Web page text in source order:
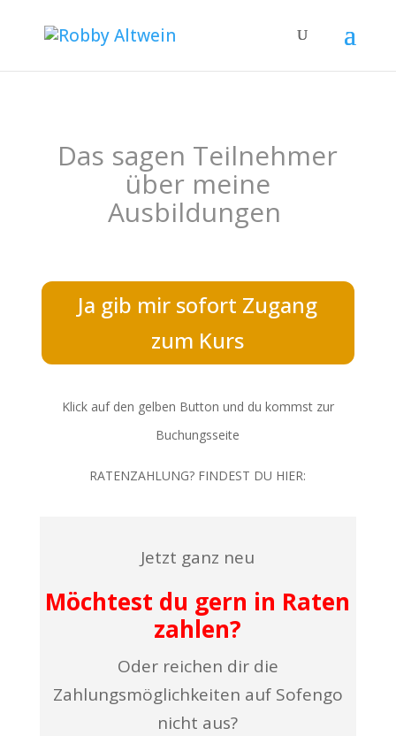
Das sagen Teilnehmer
über meine
Ausbildungen
Ja gib mir sofort Zugang
zum Kurs
Klick auf den gelben Button und du kommst zur
Buchungsseite
RATENZAHLUNG? FINDEST DU HIER:
Jetzt ganz neu
Möchtest du gern in Raten
zahlen?
Oder reichen dir die
Zahlungsmöglichkeiten auf Sofengo
nicht aus?